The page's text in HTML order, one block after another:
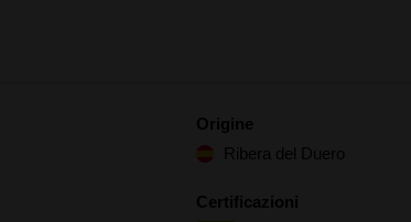
Origine
Ribera del Duero
Certificazioni